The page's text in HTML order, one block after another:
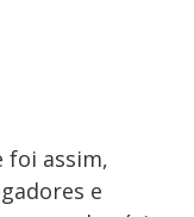
foi assim,
e